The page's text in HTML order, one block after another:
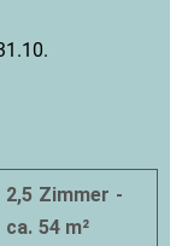
2,5 Zimmer -
ca. 54 m²